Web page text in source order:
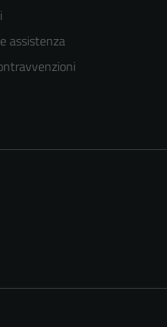
assistenza
sono necessari